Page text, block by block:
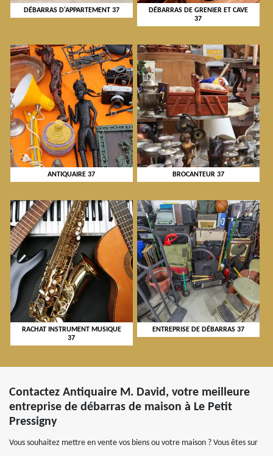
DÉBARRAS D'APPARTEMENT 37
DÉBARRAS DE GRENIER ET CAVE
37
ANTIQUAIRE 37 BROCANTEUR 37
RACHAT INSTRUMENT MUSIQUE
37
ENTREPRISE DE DÉBARRAS 37
Contactez Antiquaire M. David, votre meilleure
entreprise de débarras de maison à Le Petit
Pressigny
Vous souhaitez mettre en vente vos biens ou votre maison ? Vous êtes sur